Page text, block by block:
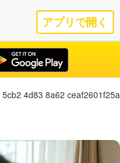
アプリで開く